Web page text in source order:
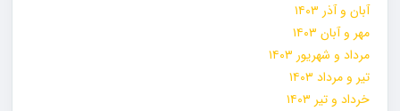
آبان و آذر ۱۴۰۳
مهر و آبان ۱۴۰۳
مرداد و شهریور ۱۴۰۳
تیر و مرداد ۱۴۰۳
خرداد و تیر ۱۴۰۳